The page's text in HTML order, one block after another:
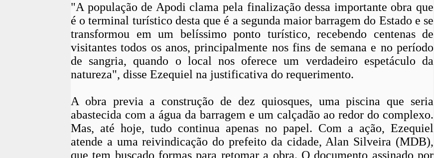
"A população de Apodi clama pela finalização dessa importante obra que
é o terminal turístico desta que é a segunda maior barragem do Estado e se
transformou em um belíssimo ponto turístico, recebendo centenas de
visitantes todos os anos, principalmente nos fins de semana e no período
de sangria, quando o local nos oferece um verdadeiro espetáculo da
natureza", disse Ezequiel na justificativa do requerimento.
A obra previa a construção de dez quiosques, uma piscina que seria
abastecida com a água da barragem e um calçadão ao redor do complexo.
Mas, até hoje, tudo continua apenas no papel. Com a ação, Ezequiel
atende a uma reivindicação do prefeito da cidade, Alan Silveira (MDB),
que tem buscado formas para retomar a obra. O documento assinado por